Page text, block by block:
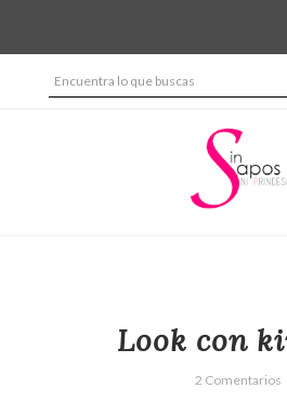
Look con
2 Comentarios